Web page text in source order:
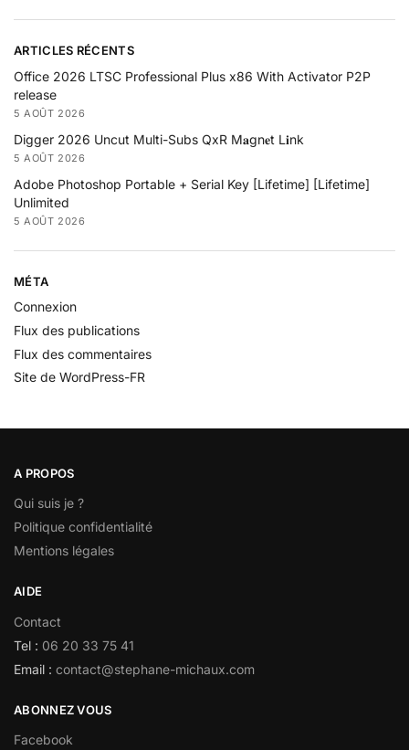
ARTICLES RÉCENTS
Office 2026 LTSC Professional Plus x86 With Activator P2P
release
5 AOÛT 2026
Digger 2026 Uncut Multi-Subs QxR M𝐚gn𝐞t L𝐢nk
5 AOÛT 2026
Adobe Photoshop Portable + Serial Key [Lifetime] [Lifetime]
Unlimited
5 AOÛT 2026
MÉTA
Connexion
Flux des publications
Flux des commentaires
Site de WordPress-FR
A PROPOS
Qui suis je ?
Politique confidentialité
Mentions légales
AIDE
Contact
Tel : 06 20 33 75 41
Email : contact@stephane-michaux.com
ABONNEZ VOUS
Facebook